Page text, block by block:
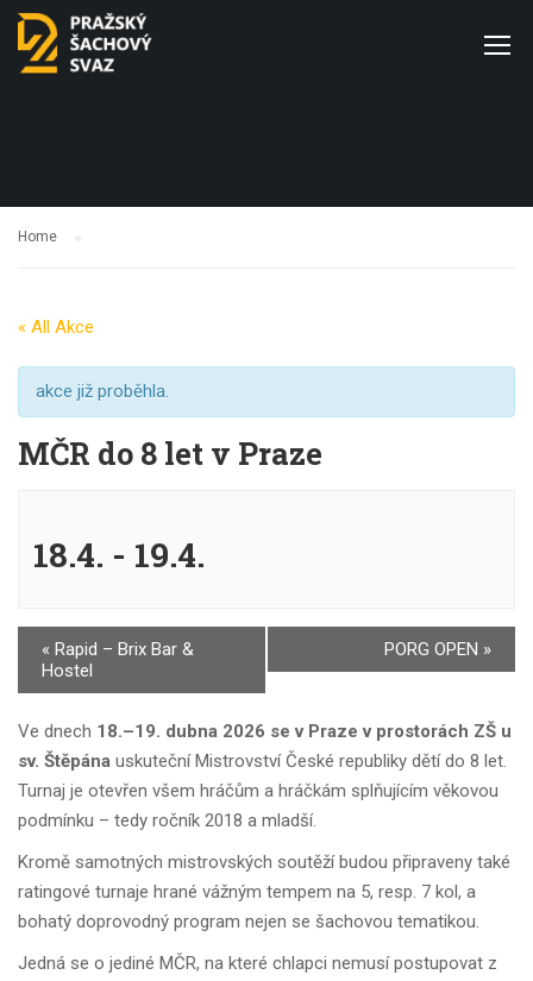
Home
« All Akce
akce již proběhla.
MČR do 8 let v Praze
18.4. - 19.4.
Navigace
pro
Akce
« Rapid – Brix Bar &
Hostel
PORG OPEN »
Ve dnech 18.–19. dubna 2026 se v Praze v prostorách ZŠ u
sv. Štěpána uskuteční Mistrovství České republiky dětí do 8 let.
Turnaj je otevřen všem hráčům a hráčkám splňujícím věkovou
podmínku – tedy ročník 2018 a mladší.
Kromě samotných mistrovských soutěží budou připraveny také
ratingové turnaje hrané vážným tempem na 5, resp. 7 kol, a
bohatý doprovodný program nejen se šachovou tematikou.
Jedná se o jediné MČR, na které chlapci nemusí postupovat z